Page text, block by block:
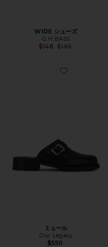
WIDE シューズ
G.H.BASS
$148 Previous price:
$185
Favorite ミュール
ミュール
Our Legacy
$550